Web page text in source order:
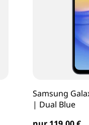
Samsung
| Dual Blue